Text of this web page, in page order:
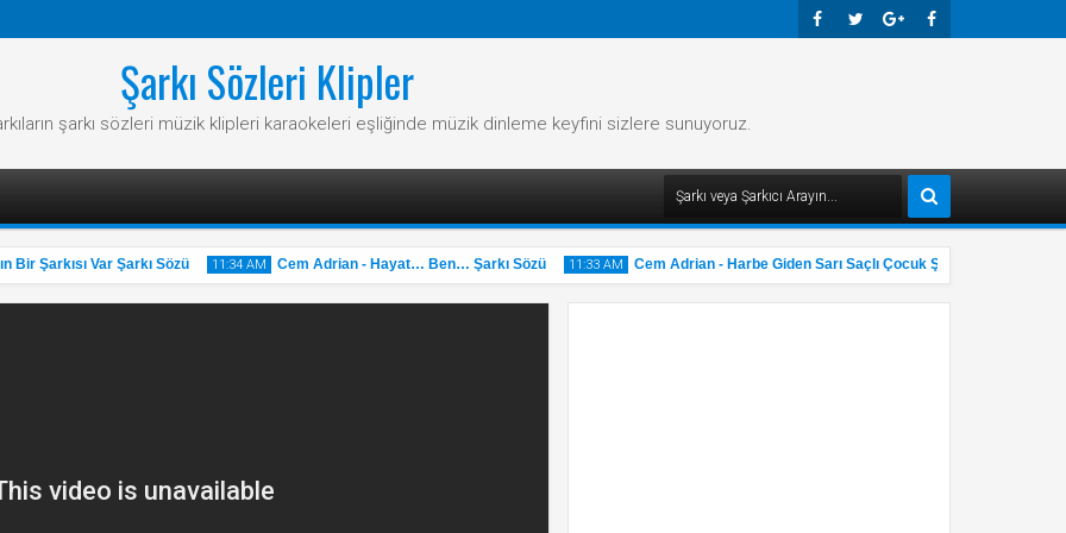
Şarkı Sözleri Klipler
şarkı sözleri müzik klipleri karaokeleri eşliğinde müzik dinleme keyfini sizlere sunuyoruz.
Şarkısı Var Şarkı Sözü 11:34 AM Cem Adrian - Hayat… Ben… Şarkı Sözü 11:33 AM Cem Adrian - Harbe Giden Sarı Saçlı Çocuk Şarkı Sözü